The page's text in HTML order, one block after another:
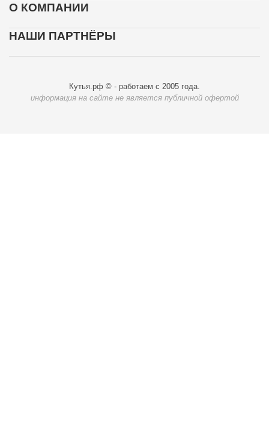
О КОМПАНИИ
НАШИ ПАРТНЁРЫ
Кутья.рф © - работаем с 2005 года.
информация на сайте не является публичной офертой